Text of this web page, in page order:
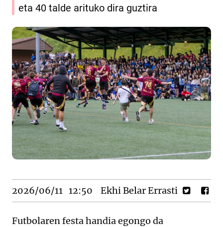
eta 40 talde arituko dira guztira
2026/06/11 12:50 Ekhi Belar Errasti
Futbolaren festa handia egongo da